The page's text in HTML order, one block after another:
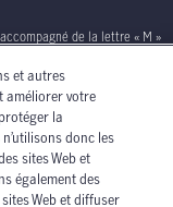
de la lettre « M »
d’Assurance-Vie
670, STN Waterloo,
avec l’un des
d’assurance autorisé si
et autres
améliorer votre
la
donc les
sites Web et
également des
Web et diffuser